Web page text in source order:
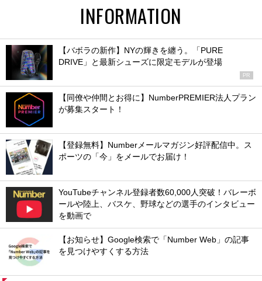
INFORMATION
【バボラの新作】NYの輝きを纏う。「PURE
DRIVE」と最新シューズに限定モデルが登場
PR
【同僚や仲間とお得に】NumberPREMIER法人プラン
が募集スタート！
【登録無料】Numberメールマガジン好評配信中。ス
ポーツの「今」をメールでお届け！
YouTubeチャンネル登録者数60,000人突破！バレーボ
ールや陸上、バスケ、野球などの選手のインタビュー
を動画で
【お知らせ】Google検索で「Number Web」の記事
を見つけやすくする方法